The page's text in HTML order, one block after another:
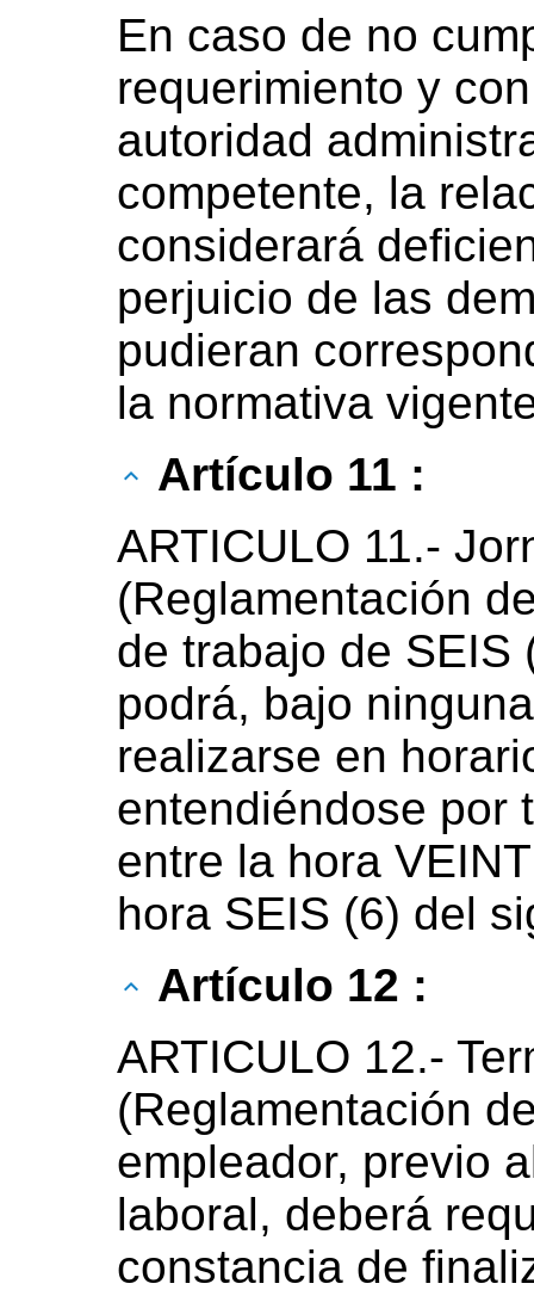
En caso de no
requerimiento y
autoridad
competente, la
considerará
perjuicio de las
pudieran
la normativa
Artículo 11 :
ARTICULO 11.-
(Reglamentación
de trabajo de SEIS
podrá, bajo
realizarse en
entendiéndose por
entre la hora
hora SEIS (6) del
Artículo 12 :
ARTICULO 12.-
(Reglamentación
empleador, previo
laboral, deberá
constancia de